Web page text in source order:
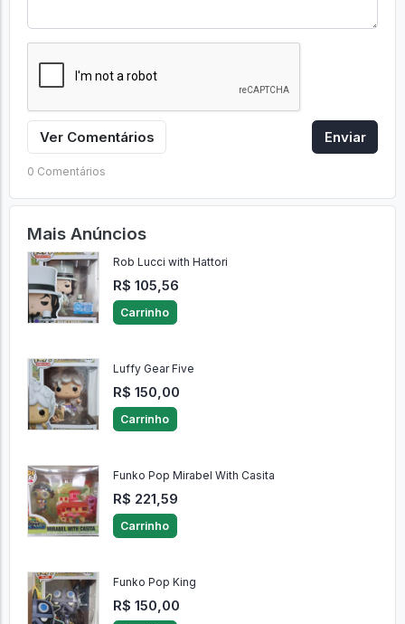
Ver Comentários Enviar
0 Comentários
Mais Anúncios
Rob Lucci with Hattori
R$ 105,56
Carrinho
Luffy Gear Five
R$ 150,00
Carrinho
Funko Pop Mirabel With Casita
R$ 221,59
Carrinho
Funko Pop King
R$ 150,00